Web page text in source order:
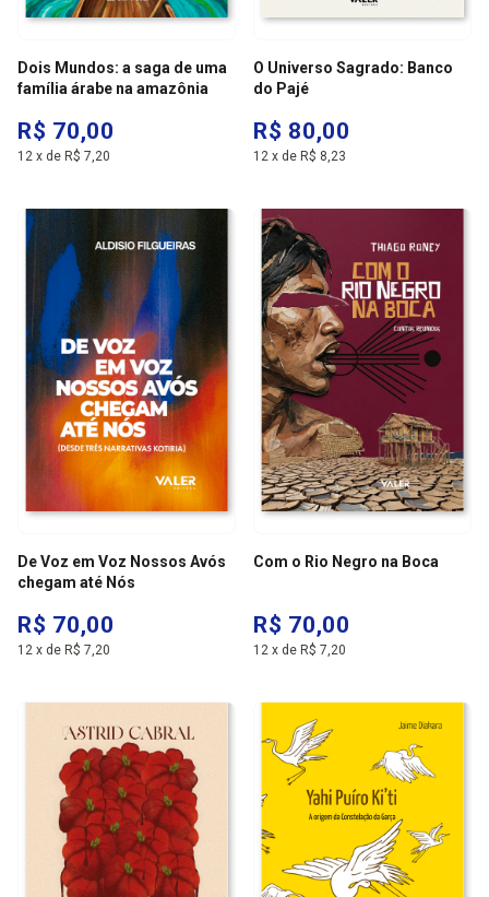
Dois Mundos: a saga de uma
família árabe na amazônia
R$ 70,00
12 x de R$ 7,20
O Universo Sagrado: Banco
do Pajé
R$ 80,00
12 x de R$ 8,23
De Voz em Voz Nossos Avós
chegam até Nós
R$ 70,00
12 x de R$ 7,20
Com o Rio Negro na Boca
R$ 70,00
12 x de R$ 7,20